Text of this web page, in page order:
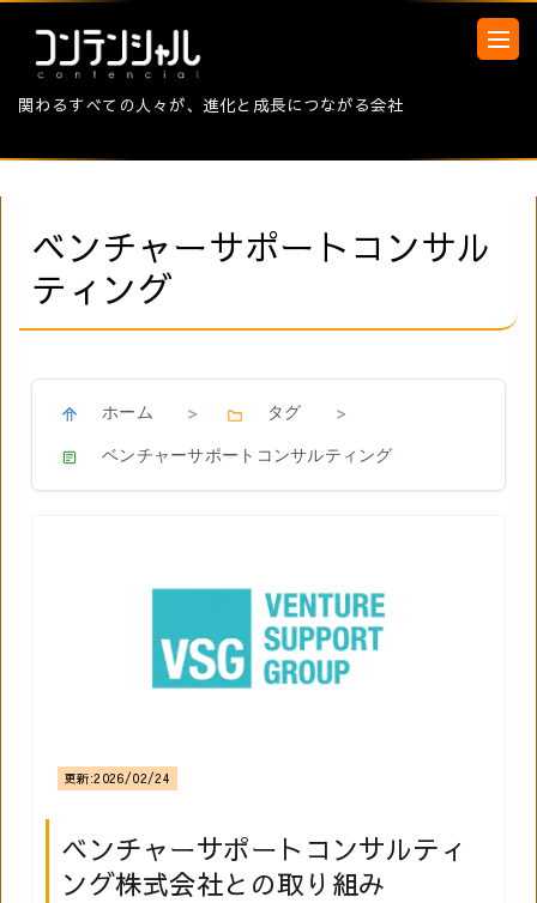
関わるすべての人々が、進化と成長につながる会社
ベンチャーサポートコンサル
ティング
ホーム > タグ >
ベンチャーサポートコンサルティング
ベンチャーサポートコンサルティ
ング株式会社との取り組み
更新:2026/02/24